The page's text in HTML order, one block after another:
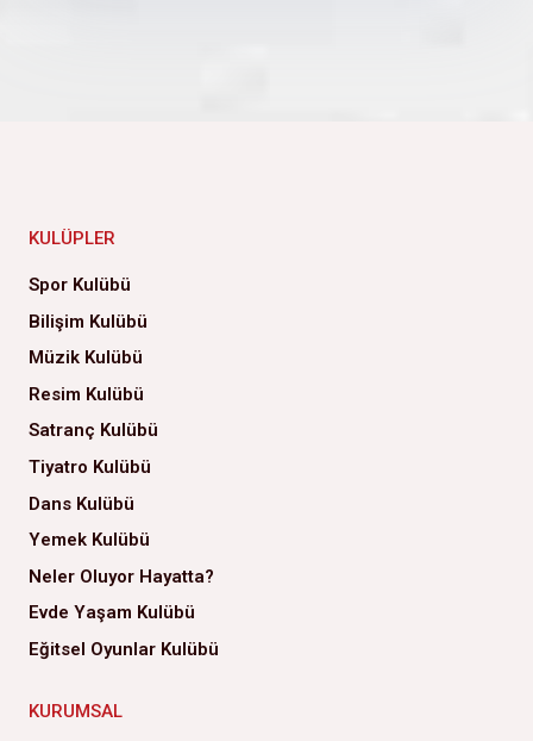
KULÜPLER
Spor Kulübü
Bilişim Kulübü
Müzik Kulübü
Resim Kulübü
Satranç Kulübü
Tiyatro Kulübü
Dans Kulübü
Yemek Kulübü
Neler Oluyor Hayatta?
Evde Yaşam Kulübü
Eğitsel Oyunlar Kulübü
KURUMSAL